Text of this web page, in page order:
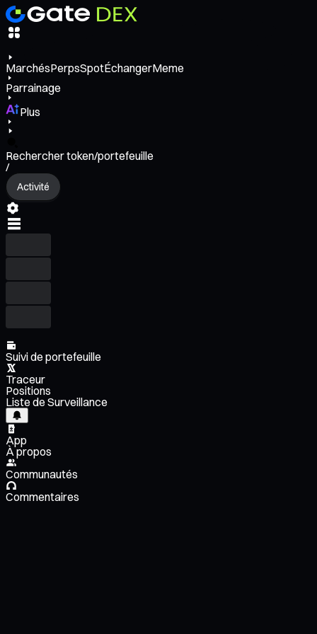
MarchésPerpsSpotÉchangerMeme
Parrainage
Plus
Rechercher token/portefeuille
/
Activité
Suivi de portefeuille
Traceur
Positions
Liste de Surveillance
App
À propos
Communautés
Commentaires